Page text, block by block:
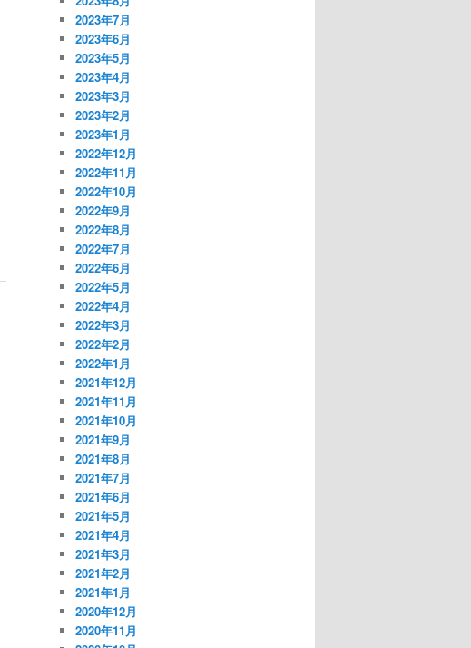
2023年7月
2023年6月
2023年5月
2023年4月
2023年3月
2023年2月
2023年1月
2022年12月
2022年11月
2022年10月
2022年9月
2022年8月
2022年7月
2022年6月
2022年5月
2022年4月
2022年3月
2022年2月
2022年1月
2021年12月
2021年11月
2021年10月
2021年9月
2021年8月
2021年7月
2021年6月
2021年5月
2021年4月
2021年3月
2021年2月
2021年1月
2020年12月
2020年11月